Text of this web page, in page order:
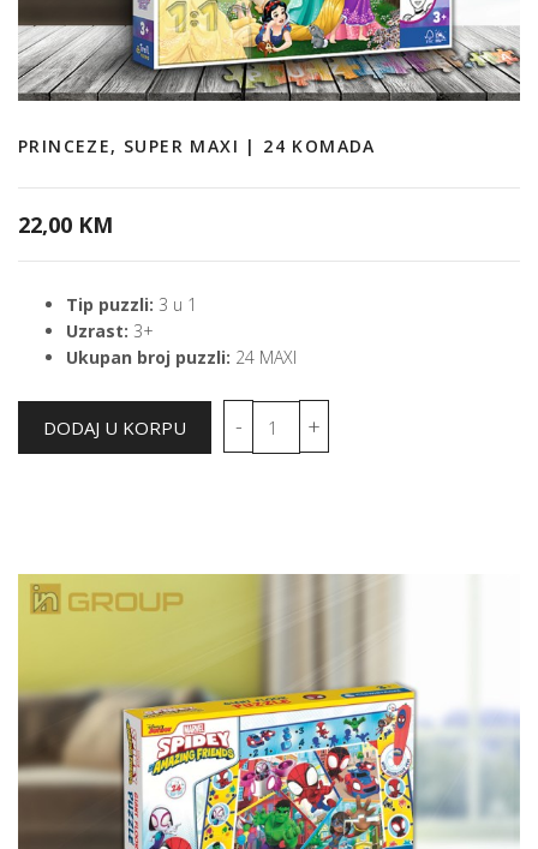
PRINCEZE, SUPER MAXI | 24 KOMADA
22,00 KM
Tip puzzli: 3 u 1
Uzrast: 3+
Ukupan broj puzzli: 24 MAXI